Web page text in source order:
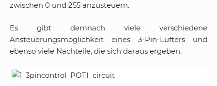
zwischen 0 und 255 anzusteuern.
Es gibt demnach viele verschiedene
Ansteuerungsmöglichkeit eines 3-Pin-Lüfters und
ebenso viele Nachteile, die sich daraus ergeben.